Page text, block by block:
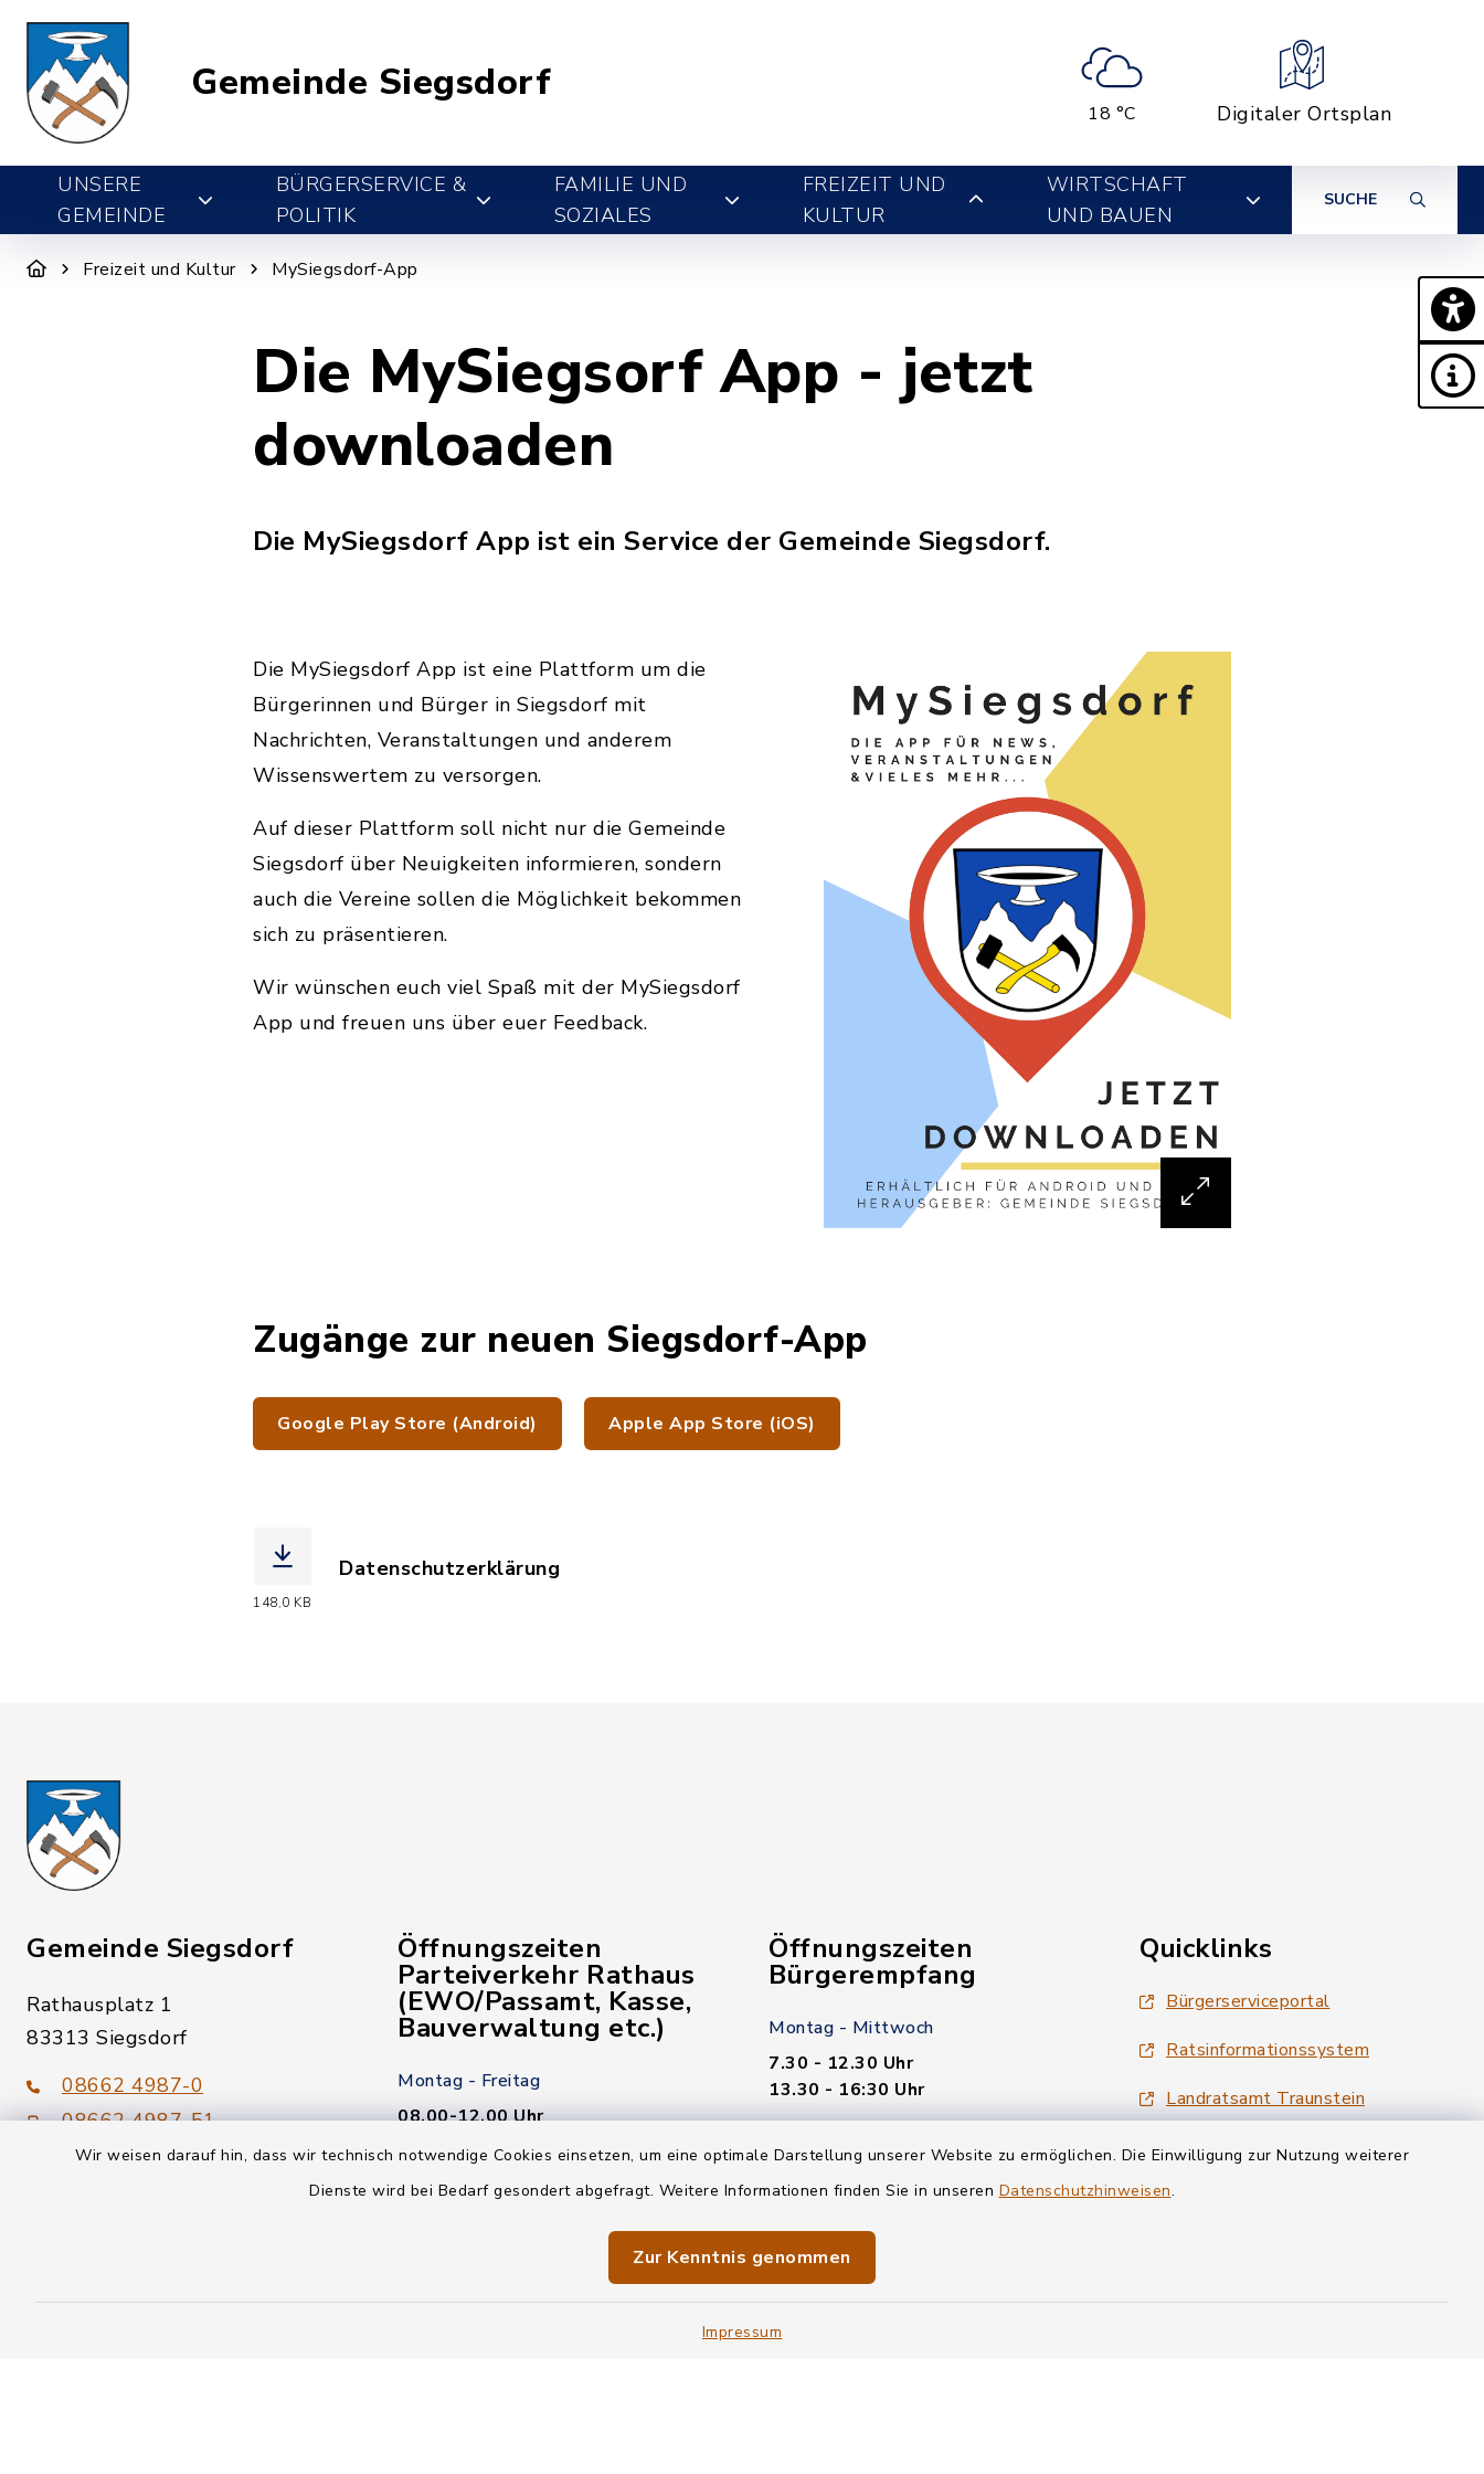
Wir weisen darauf hin, dass wir technisch notwendige Cookies einsetzen, um eine optimale Darstellung unserer Website zu ermöglichen. Die Einwilligung zur Nutzung weiterer
Dienste wird bei Bedarf gesondert abgefragt. Weitere Informationen finden Sie in unseren Datenschutzhinweisen.
Zur Kenntnis genommen
Impressum
Gemeinde Siegsdorf
18 °C Digitaler Ortsplan
UNSERE
GEMEINDE
BÜRGERSERVICE &
POLITIK
FAMILIE UND
SOZIALES
FREIZEIT UND
KULTUR
WIRTSCHAFT
UND BAUEN
SUCHE
Freizeit und Kultur MySiegsdorf-App
Die MySiegsorf App - jetzt
downloaden
Die MySiegsdorf App ist ein Service der Gemeinde Siegsdorf.
Die MySiegsdorf App ist eine Plattform um die
Bürgerinnen und Bürger in Siegsdorf mit
Nachrichten, Veranstaltungen und anderem
Wissenswertem zu versorgen.
Auf dieser Plattform soll nicht nur die Gemeinde
Siegsdorf über Neuigkeiten informieren, sondern
auch die Vereine sollen die Möglichkeit bekommen
sich zu präsentieren.
Wir wünschen euch viel Spaß mit der MySiegsdorf
App und freuen uns über euer Feedback.
Zugänge zur neuen Siegsdorf-App
Google Play Store (Android) Apple App Store (iOS)
148,0 KB
Datenschutzerklärung
Gemeinde Siegsdorf
Rathausplatz 1
83313 Siegsdorf
08662 4987-0
08662 4987-51
gemeinde@siegsdorf.bayern.de
Öffnungszeiten
Parteiverkehr Rathaus
(EWO/Passamt, Kasse,
Bauverwaltung etc.)
Montag - Freitag
08.00-12.00 Uhr
Donnerstag
14.00-18.00 Uhr
Öffnungszeiten
Bürgerempfang
Montag - Mittwoch
7.30 - 12.30 Uhr
13.30 - 16:30 Uhr
Freitag
Quicklinks
Bürgerserviceportal
Ratsinformationssystem
Landratsamt Traunstein
Tourismus Siegsdorf
Wirtschaftsregion Chiemgau